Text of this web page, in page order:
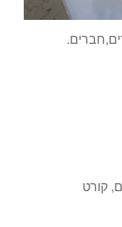
שום, קורט